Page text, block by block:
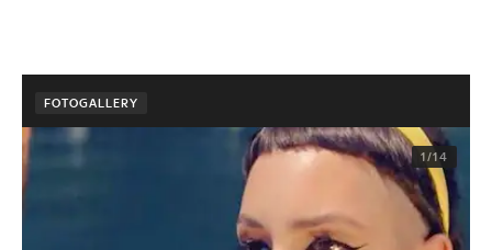
FOTOGALLERY
1/14